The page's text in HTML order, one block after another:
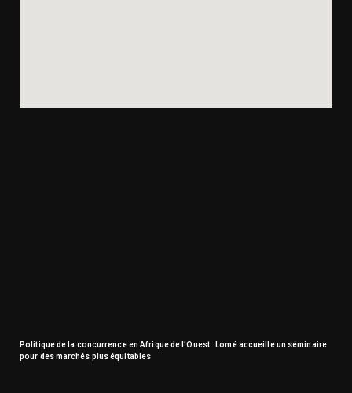
Politique de la concurrence en Afrique de l’Ouest : Lomé accueille un séminaire
pour des marchés plus équitables